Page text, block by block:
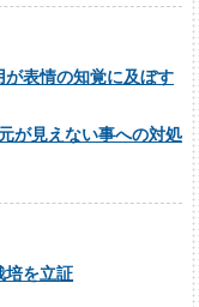
表情の知覚に及ぼす
が見えない事への対処
培を立証